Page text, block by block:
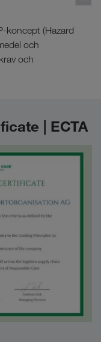
koncept (Hazard
och
och
| ECTA